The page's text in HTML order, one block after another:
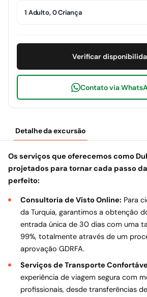
Detalhe da excursão
Os serviços que oferecemos como
projetados para tornar cada passo
perfeito:
Consultoria de Visto Online: Para
da Turquia, garantimos a obtenção
entrada única de 30 dias com uma
99%, totalmente através de um
aprovação GDRFA.
Serviços de Transporte
experiência de viagem segura com
profissionais, desde transferências
1 Adulto, 0 Criança
Verificar
Contato via